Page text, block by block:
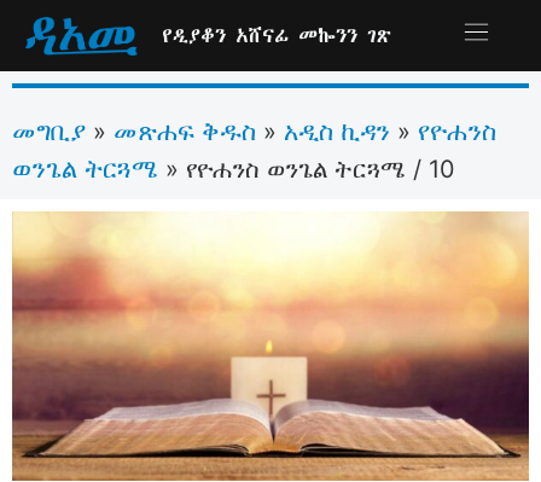
የዲያቆን አሸናፊ መኰንን ገጽ
መግቢያ » መጽሐፍ ቅዱስ » አዲስ ኪዳን » የዮሐንስ
ወንጌል ትርጓሜ » የዮሐንስ ወንጌል ትርጓሜ / 10